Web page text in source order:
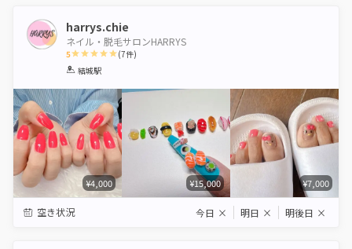
harrys.chie
ネイル・脱毛サロンHARRYS
5
1 2 3 4
(7件)
結城駅
¥4,000 ¥15,000 ¥7,000
空き状況 今日 × 明日 × 明後日 ×